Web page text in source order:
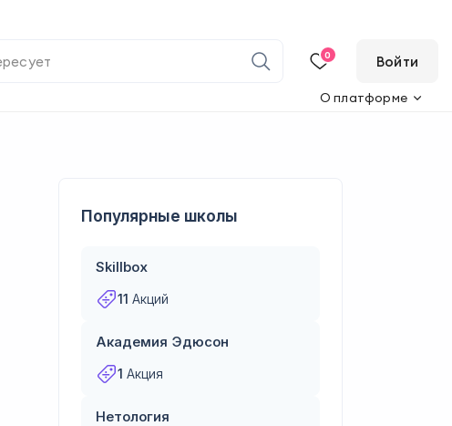
0 Войти
О платформе
Популярные школы
Skillbox
11 Акций
Академия Эдюсон
1 Акция
Нетология